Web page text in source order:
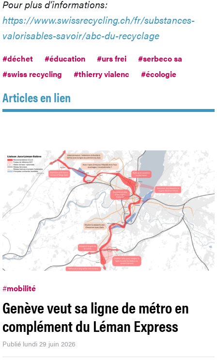
Pour plus d’informations:
https://www.swissrecycling.ch/fr/substances-
valorisables-savoir/abc-du-recyclage
#déchet #éducation #urs frei
#serbeco sa
#swiss recycling
#thierry vialenc #écologie
Articles en lien
#mobilité
Genève veut sa ligne de métro en
complément du Léman Express
Publié lundi 29 juin 2026